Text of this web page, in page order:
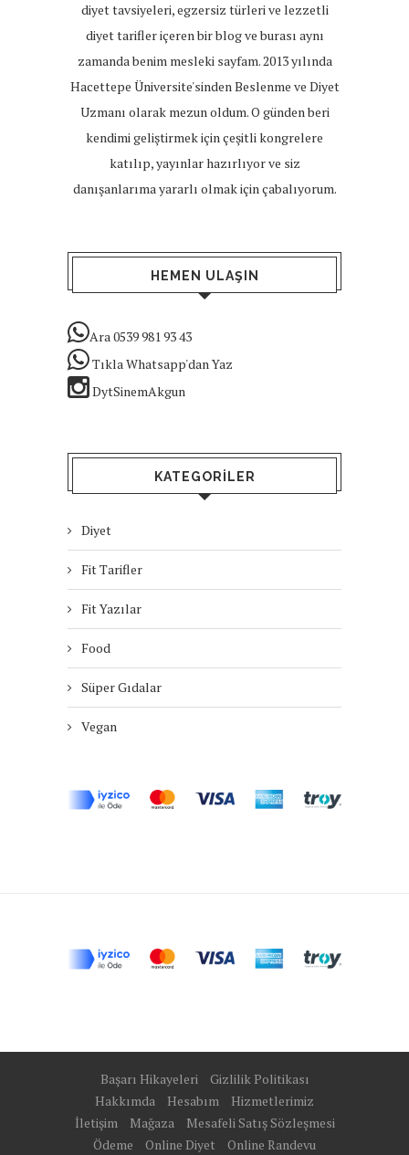
diyet tavsiyeleri, egzersiz türleri ve lezzetli
diyet tarifler içeren bir blog ve burası aynı
zamanda benim mesleki sayfam. 2013 yılında
Hacettepe Üniversite'sinden Beslenme ve Diyet
Uzmanı olarak mezun oldum. O günden beri
kendimi geliştirmek için çeşitli kongrelere
katılıp, yayınlar hazırlıyor ve siz
danışanlarıma yararlı olmak için çabalıyorum.
HEMEN ULAŞIN
Ara 0539 981 93 43
Tıkla Whatsapp'dan Yaz
DytSinemAkgun
KATEGORILER
Diyet
Fit Tarifler
Fit Yazılar
Food
Süper Gıdalar
Vegan
Başarı Hikayeleri
Gizlilik Politikası
Hakkımda
Hesabım
Hizmetlerimiz
İletişim
Mağaza
Mesafeli Satış Sözleşmesi
Ödeme
Online Diyet Online Randevu